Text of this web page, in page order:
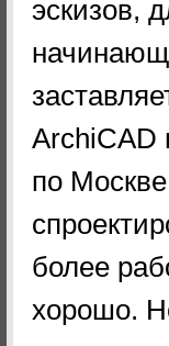
эскизов,
ArchiCAD
по
более
хорошо.